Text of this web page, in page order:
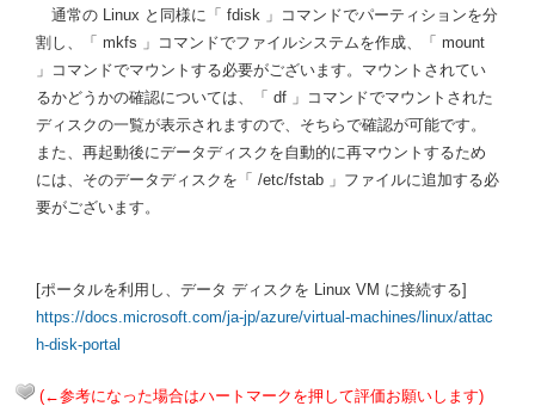
通常の Linux と同様に「 fdisk 」コマンドでパーティションを分
割し、「 mkfs 」コマンドでファイルシステムを作成、「 mount
」コマンドでマウントする必要がございます。マウントされてい
るかどうかの確認については、「 df 」コマンドでマウントされた
ディスクの一覧が表示されますので、そちらで確認が可能です。
また、再起動後にデータディスクを自動的に再マウントするため
には、そのデータディスクを「 /etc/fstab 」ファイルに追加する必
要がございます。
[ポータルを利用し、データ ディスクを Linux VM に接続する]
https://docs.microsoft.com/ja-jp/azure/virtual-machines/linux/attac
h-disk-portal
(←参考になった場合はハートマークを押して評価お願いします)